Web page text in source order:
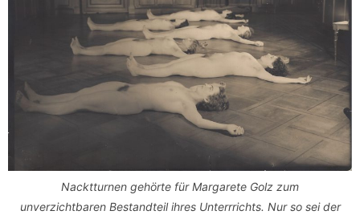
Nacktturnen gehörte für Margarete Golz zum
unverzichtbaren Bestandteil ihres Unterrrichts. Nur so sei der